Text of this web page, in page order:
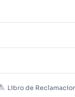
Libro de